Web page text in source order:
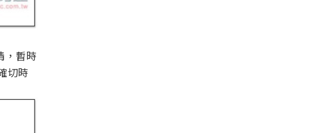
，暫時
切時